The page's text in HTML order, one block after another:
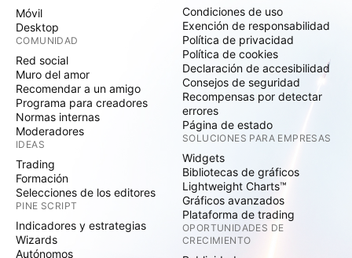
Móvil
Desktop
COMUNIDAD
Red social
Muro del amor
Recomendar a un amigo
Programa para creadores
Normas internas
Moderadores
IDEAS
Trading
Formación
Selecciones de los editores
PINE SCRIPT
Indicadores y estrategias
Wizards
Autónomos
Condiciones de uso
Exención de responsabilidad
Política de privacidad
Política de cookies
Declaración de accesibilidad
Consejos de seguridad
Recompensas por detectar
errores
Página de estado
SOLUCIONES PARA EMPRESAS
Widgets
Bibliotecas de gráficos
Lightweight Charts™
Gráficos avanzados
Plataforma de trading
OPORTUNIDADES DE
CRECIMIENTO